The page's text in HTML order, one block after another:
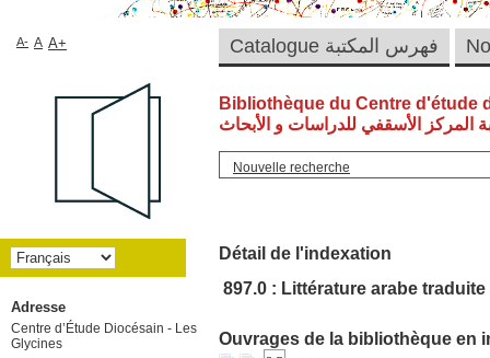
Bibliothèque du Centre d'étude
المركز الأسقفي للدراسات و الأبحاث
Nouvelle recherche
Détail de l'indexation
897.0 : Littérature arabe
Ouvrages de la bibliothèque en
Catalogue فهرس المكتبة A- A A+
Adresse
Centre d’Étude Diocésain - Les
Glycines